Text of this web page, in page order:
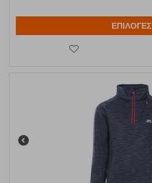
ΕΠΙΛΟΓΕΣ